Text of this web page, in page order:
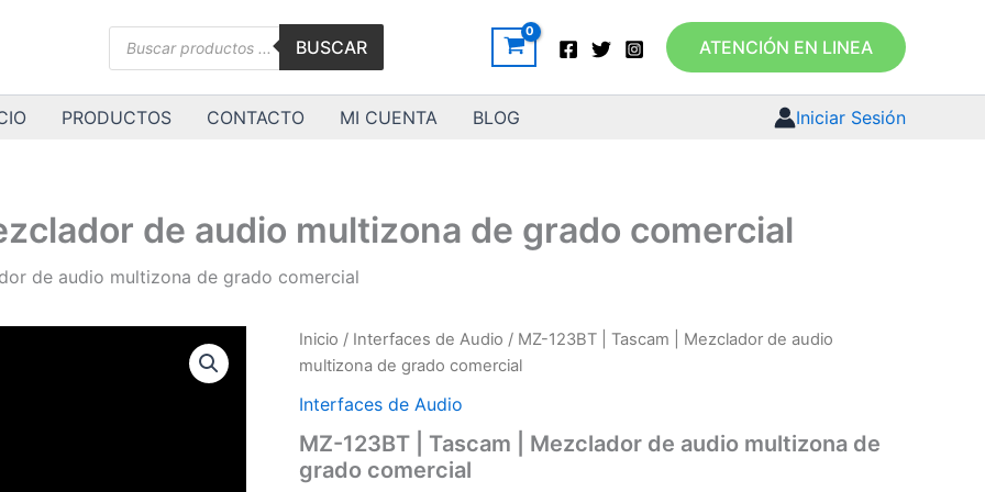
Búsqueda
BUSCAR ATENCIÓN EN LINEA
PRODUCTOS CONTACTO MI CUENTA BLOG Iniciar Sesión
de audio multizona de grado comercial
de audio multizona de grado comercial
Inicio / Interfaces de Audio / MZ-123BT | Tascam | Mezclador de audio
multizona de grado comercial
Interfaces de Audio
MZ-123BT | Tascam | Mezclador de audio multizona de
grado comercial
MZ-
123BT
Tascam
Mezclador
de